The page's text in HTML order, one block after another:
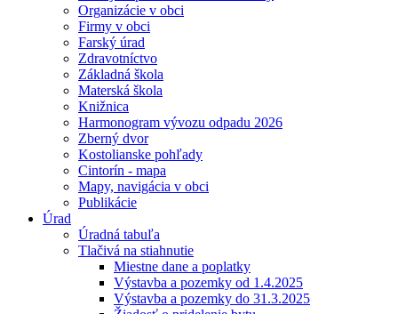
Organizácie v obci
Firmy v obci
Farský úrad
Zdravotníctvo
Základná škola
Materská škola
Knižnica
Harmonogram vývozu odpadu 2026
Zberný dvor
Kostolianske pohľady
Cintorín - mapa
Mapy, navigácia v obci
Publikácie
Úrad
Úradná tabuľa
Tlačivá na stiahnutie
Miestne dane a poplatky
Výstavba a pozemky od 1.4.2025
Výstavba a pozemky do 31.3.2025